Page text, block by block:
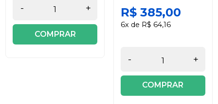
- +
COMPRAR
R$ 385,00
6x de R$ 64,16
- +
COMPRAR